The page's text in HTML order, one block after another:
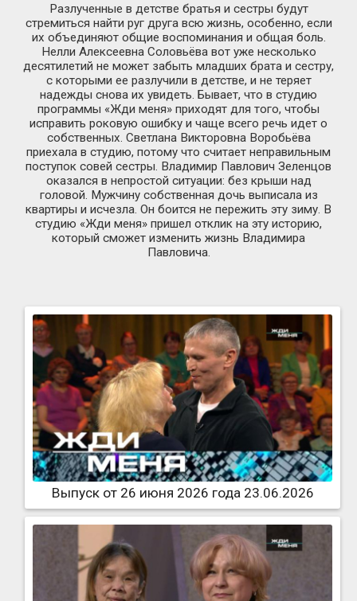
Разлученные в детстве братья и сестры будут
стремиться найти руг друга всю жизнь, особенно, если
их объединяют общие воспоминания и общая боль.
Нелли Алексеевна Соловьёва вот уже несколько
десятилетий не может забыть младших брата и сестру,
с которыми ее разлучили в детстве, и не теряет
надежды снова их увидеть. Бывает, что в студию
программы «Жди меня» приходят для того, чтобы
исправить роковую ошибку и чаще всего речь идет о
собственных. Светлана Викторовна Воробьёва
приехала в студию, потому что считает неправильным
поступок совей сестры. Владимир Павлович Зеленцов
оказался в непростой ситуации: без крыши над
головой. Мужчину собственная дочь выписала из
квартиры и исчезла. Он боится не пережить эту зиму. В
студию «Жди меня» пришел отклик на эту историю,
который сможет изменить жизнь Владимира
Павловича.
Выпуск от 26 июня 2026 года 23.06.2026